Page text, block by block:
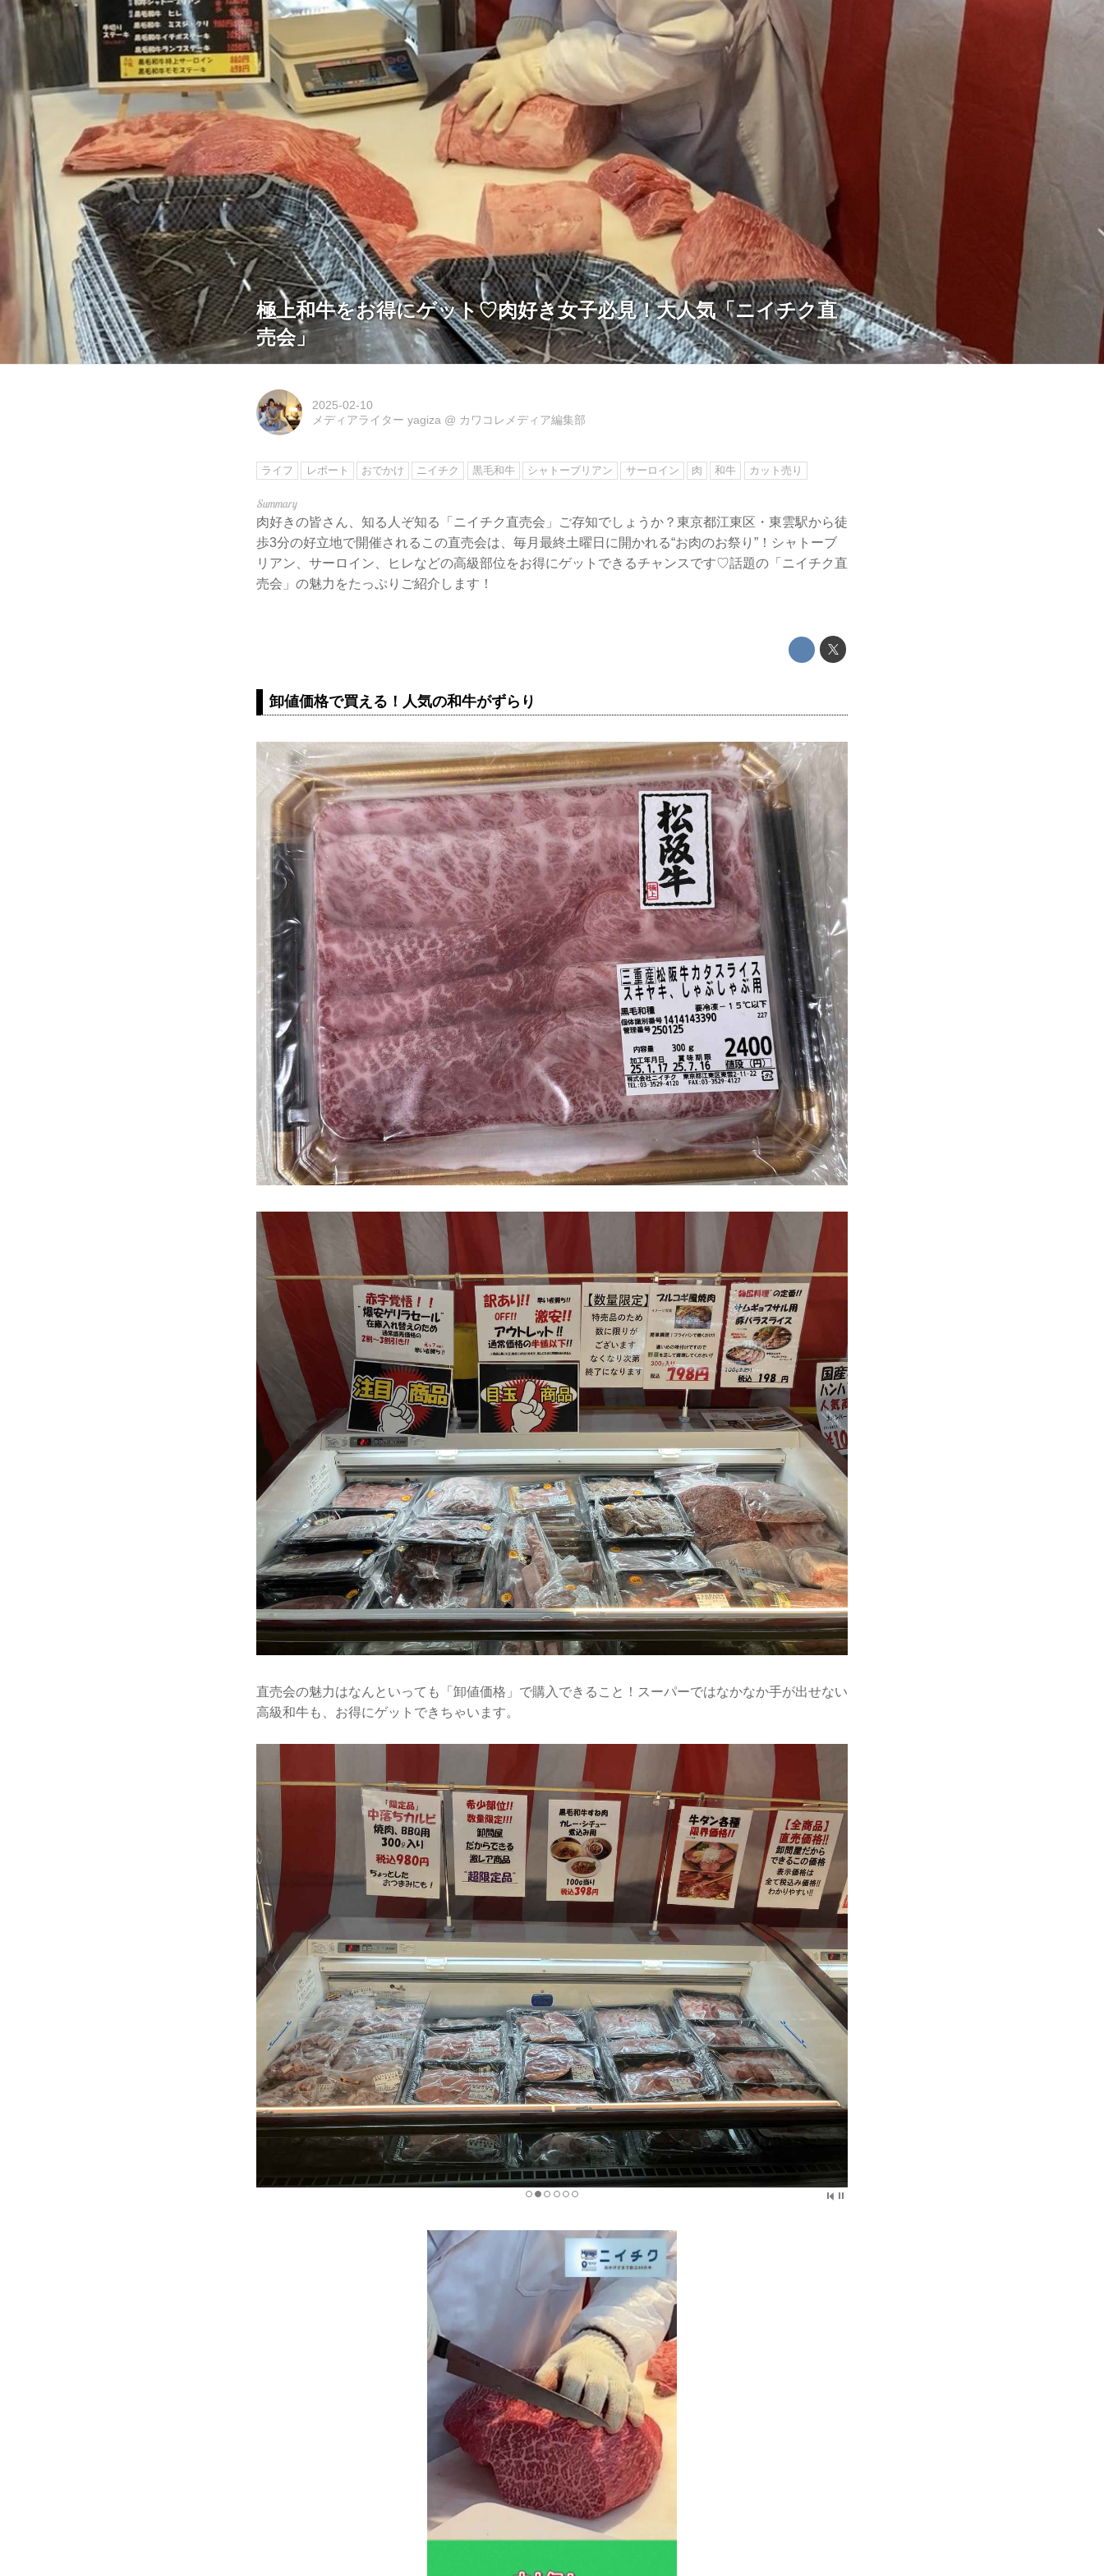
極上和牛をお得にゲット♡肉好き女子必見！大人気「ニイチク直
売会」
2025-02-10
メディアライター yagiza @ カワコレメディア編集部
ライフ レポート おでかけ ニイチク 黒毛和牛 シャトーブリアン サーロイン 肉 和牛 カット売り
肉好きの皆さん、知る人ぞ知る「ニイチク直売会」ご存知でしょうか？東京都江東区・東雲駅から徒
歩3分の好立地で開催されるこの直売会は、毎月最終土曜日に開かれる“お肉のお祭り”！シャトーブ
リアン、サーロイン、ヒレなどの高級部位をお得にゲットできるチャンスです♡話題の「ニイチク直
売会」の魅力をたっぷりご紹介します！
卸値価格で買える！人気の和牛がずらり
直売会の魅力はなんといっても「卸値価格」で購入できること！スーパーではなかなか手が出せない
高級和牛も、お得にゲットできちゃいます。